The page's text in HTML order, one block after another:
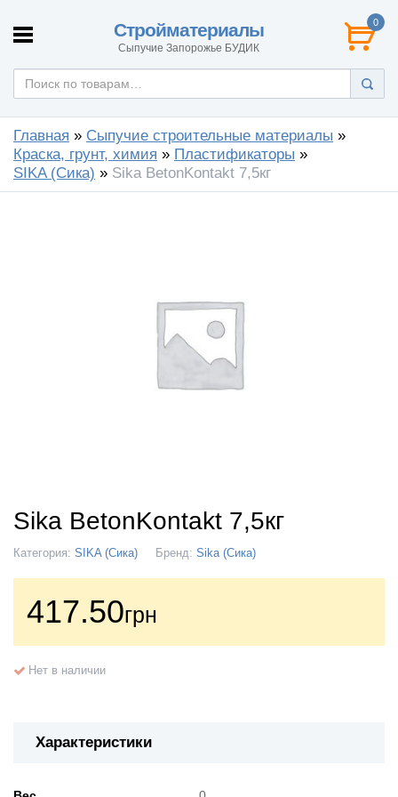
Стройматериалы
Сыпучие Запорожье БУДИК
0
Главная » Сыпучие строительные материалы »
Краска, грунт, химия » Пластификаторы »
SIKA (Сика) » Sika BetonKontakt 7,5кг
Sika BetonKontakt 7,5кг
Категория: SIKA (Сика) Бренд: Sika (Сика)
417.50грн
Нет в наличии
Характеристики